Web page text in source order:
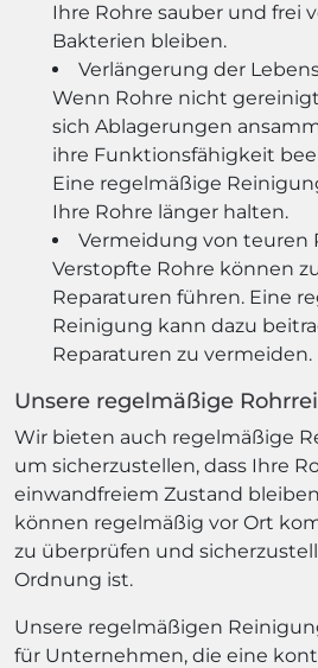
Ihre Rohre sauber und frei
Bakterien bleiben.
Verlängerung der
Wenn Rohre nicht
sich Ablagerungen
ihre Funktionsfähigkeit
Eine regelmäßige
Ihre Rohre länger halten.
Vermeidung von teuren
Verstopfte Rohre können
Reparaturen führen. Eine
Reinigung kann dazu
Reparaturen zu vermeiden.
Unsere regelmäßige
Wir bieten auch regelmäßige
um sicherzustellen, dass Ihre
einwandfreiem Zustand
können regelmäßig vor Ort
zu überprüfen und
Ordnung ist.
Unsere regelmäßigen
für Unternehmen, die eine